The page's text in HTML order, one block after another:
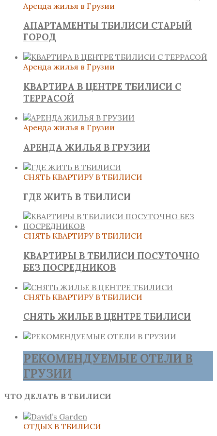
Аренда жилья в Грузии
АПАРТАМЕНТЫ ТБИЛИСИ СТАРЫЙ
ГОРОД
Аренда жилья в Грузии
КВАРТИРА В ЦЕНТРЕ ТБИЛИСИ С
ТЕРРАСОЙ
Аренда жилья в Грузии
АРЕНДА ЖИЛЬЯ В ГРУЗИИ
СНЯТЬ КВАРТИРУ В ТБИЛИСИ
ГДЕ ЖИТЬ В ТБИЛИСИ
СНЯТЬ КВАРТИРУ В ТБИЛИСИ
КВАРТИРЫ В ТБИЛИСИ ПОСУТОЧНО
БЕЗ ПОСРЕДНИКОВ
СНЯТЬ КВАРТИРУ В ТБИЛИСИ
СНЯТЬ ЖИЛЬЕ В ЦЕНТРЕ ТБИЛИСИ
РЕКОМЕНДУЕМЫЕ ОТЕЛИ В
ГРУЗИИ
ЧТО ДЕЛАТЬ В ТБИЛИСИ
ОТДЫХ В ТБИЛИСИ